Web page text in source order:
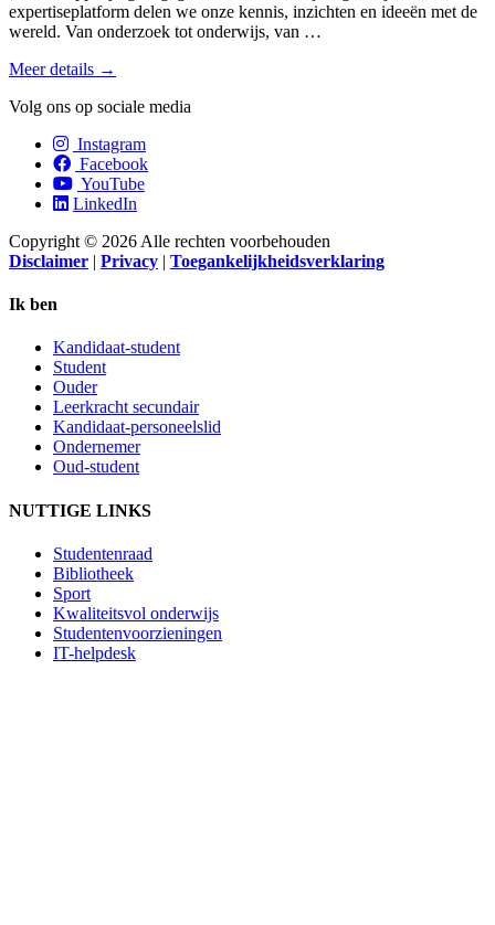
expertiseplatform delen we onze kennis, inzichten en ideeën met de
wereld. Van onderzoek tot onderwijs, van …
Meer details →
Volg ons op sociale media
Instagram
Facebook
YouTube
LinkedIn
Copyright © 2026 Alle rechten voorbehouden
Disclaimer | Privacy | Toegankelijkheidsverklaring
Ik ben
Kandidaat-student
Student
Ouder
Leerkracht secundair
Kandidaat-personeelslid
Ondernemer
Oud-student
NUTTIGE LINKS
Studentenraad
Bibliotheek
Sport
Kwaliteitsvol onderwijs
Studentenvoorzieningen
IT-helpdesk